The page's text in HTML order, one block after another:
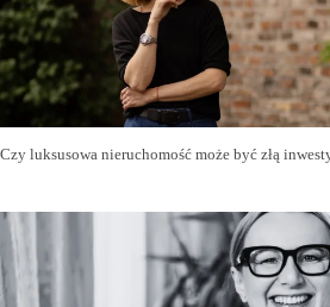
Czy luksusowa nieruchomość może być złą